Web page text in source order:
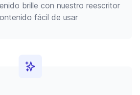
brille con nuestro reescritor
fácil de usar